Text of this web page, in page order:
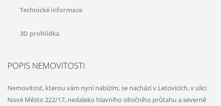
Technické informace
3D prohlídka
POPIS NEMOVITOSTI
Nemovitost, kterou vám nyní nabízím, se nachází v Letovicích, v ulici
Nové Město 222/17, nedaleko hlavního silničního průtahu a severně